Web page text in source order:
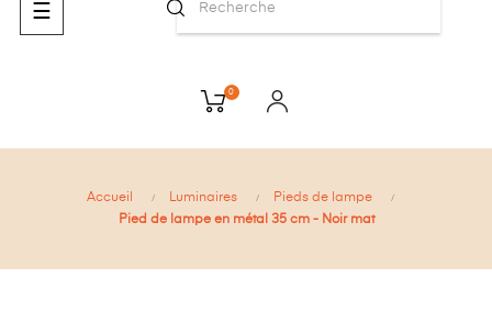
Basculer
la
☰
0
Accueil Luminaires
Pieds de lampe
Pied de lampe en métal 35 cm - Noir mat